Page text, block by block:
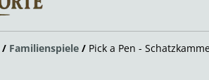
/ Familienspiele / Pick a Pen -